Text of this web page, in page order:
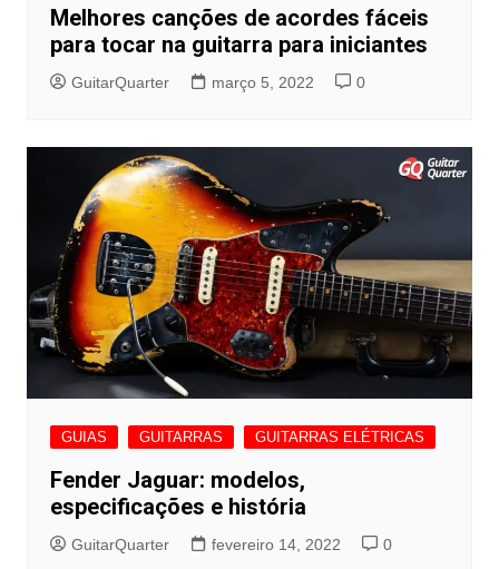
Melhores canções de acordes fáceis
para tocar na guitarra para iniciantes
GuitarQuarter março 5, 2022 0
GUIAS GUITARRAS GUITARRAS ELÉTRICAS
Fender Jaguar: modelos,
especificações e história
GuitarQuarter fevereiro 14, 2022 0